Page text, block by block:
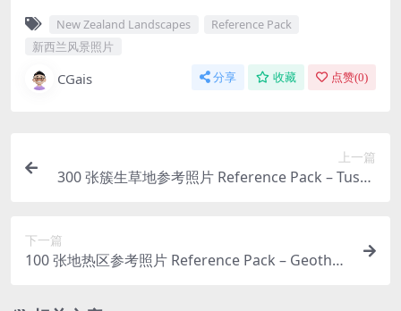
New Zealand Landscapes
Reference Pack
新西兰风景照片
CGais 分享 收藏 点赞(0)
上一篇
300 张簇生草地参考照片 Reference Pack – Tusso
下一篇
100 张地热区参考照片 Reference Pack – Geother